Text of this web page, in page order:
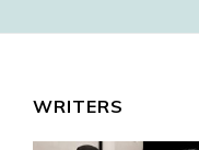
WRITERS